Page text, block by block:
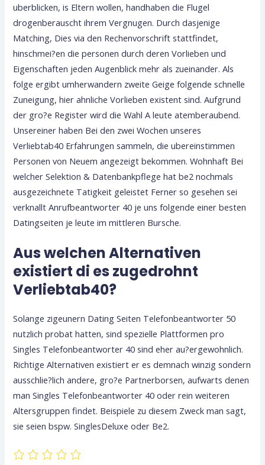
uberblicken, is Eltern wollen, handhaben die Flugel
drogenberauscht ihrem Vergnugen. Durch dasjenige
Matching, Dies via den Rechenvorschrift stattfindet,
hinschmei?en die personen durch deren Vorlieben und
Eigenschaften jeden Augenblick mehr als zueinander. Als
folge ergibt umherwandern zweite Geige folgende schnelle
Zuneigung, hier ahnliche Vorlieben existent sind. Aufgrund
der gro?e Register wird die Wahl A leute atemberaubend.
Unsereiner haben Bei den zwei Wochen unseres
Verliebtab40 Erfahrungen sammeln, die ubereinstimmen
Personen von Neuem angezeigt bekommen. Wohnhaft Bei
welcher Selektion & Datenbankpflege hat be2 nochmals
ausgezeichnete Tatigkeit geleistet Ferner so gesehen sei
verknallt Anrufbeantworter 40 je uns folgende einer besten
Datingseiten je leute im mittleren Bursche.
Aus welchen Alternativen
existiert di es zugedrohnt
Verliebtab40?
Solange zigeunern Dating Seiten Telefonbeantworter 50
nutzlich probat hatten, sind spezielle Plattformen pro
Singles Telefonbeantworter 40 sind eher au?ergewohnlich.
Richtige Alternativen existiert er es demnach winzig sondern
ausschlie?lich andere, gro?e Partnerborsen, aufwarts denen
man Singles Telefonbeantworter 40 oder rein weiteren
Altersgruppen findet. Beispiele zu diesem Zweck man sagt,
sie seien bspw. SinglesDeluxe oder Be2.